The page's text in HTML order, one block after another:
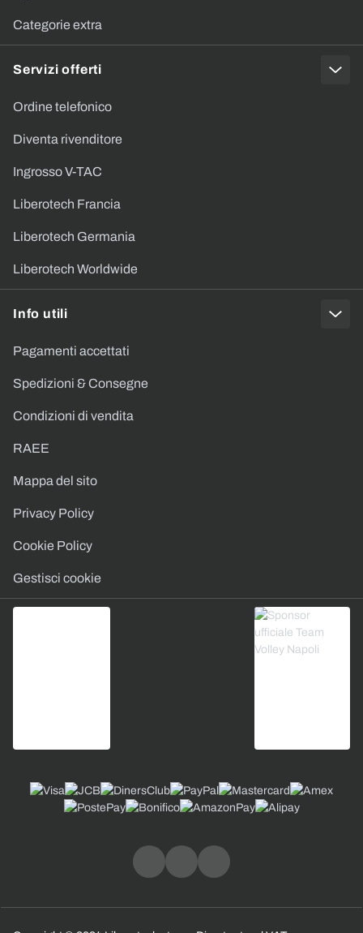
Categorie extra
Servizi offerti
Ordine telefonico
Diventa rivenditore
Ingrosso V-TAC
Liberotech Francia
Liberotech Germania
Liberotech Worldwide
Info utili
Pagamenti accettati
Spedizioni & Consegne
Condizioni di vendita
RAEE
Mappa del sito
Privacy Policy
Cookie Policy
Gestisci cookie